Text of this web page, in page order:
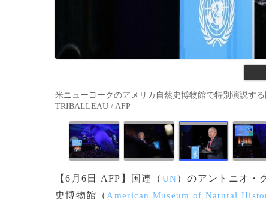
米ニューヨークのアメリカ自然史博物館で特別演説す
TRIBALLEAU / AFP
【6月6日 AFP】国連（ UN）のアントニオ・
史博物館（ American Museum of Natural